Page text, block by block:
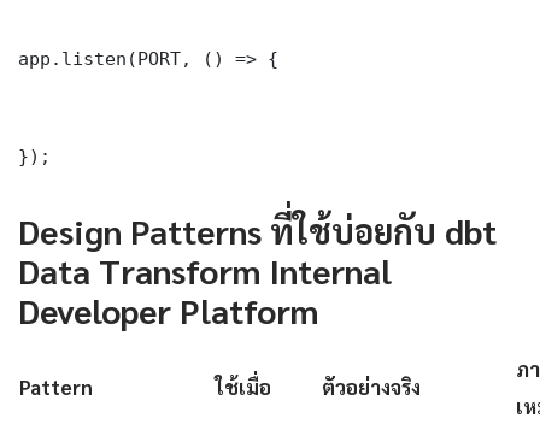
app.listen(PORT, () => {
});
Design Patterns ที่ใช้บ่อยกับ dbt
Data Transform Internal
Developer Platform
Pattern ใช้เมื่อ ตัวอย่างจริง
ภ
เ